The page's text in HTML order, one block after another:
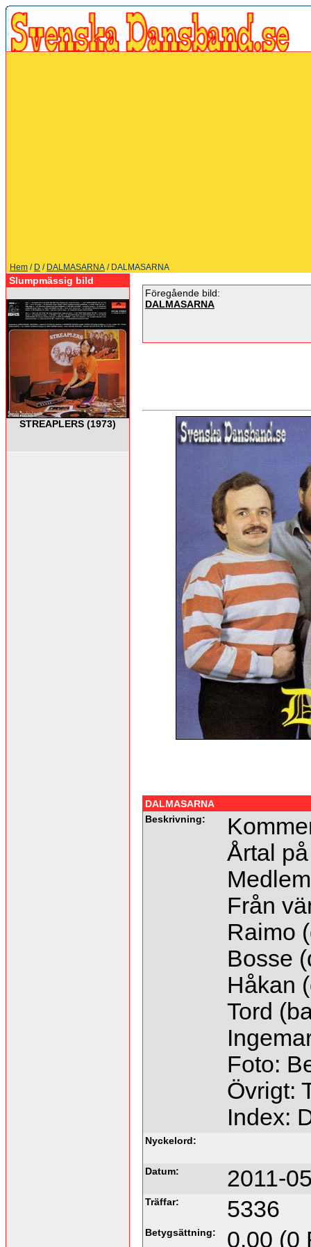
Hem / D / DALMASARNA / DALMASARNA
Slumpmässig bild
STREAPLERS (1973)
Föregående bild:
DALMASARNA
DALMASARNA
Beskrivning:
Årtal
Från
Raimo
Bosse
Håkan
Tord
Foto:
Övrigt:
Index:
Nyckelord:
Datum: 2011-
Träffar: 5336
Betygsättning: 0.00 (0